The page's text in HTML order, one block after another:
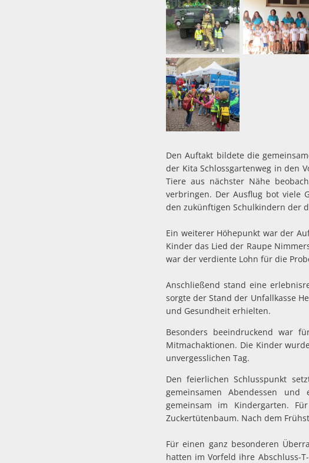
Den Auftakt bildete die
der Kita Schlossgartenweg in den
Tiere aus nächster Nähe
verbringen. Der Ausflug bot viele
den zukünftigen Schulkindern der
Ein weiterer Höhepunkt war der
Kinder das Lied der Raupe
war der verdiente Lohn für die
Anschließend stand eine
sorgte der Stand der Unfallkasse
und Gesundheit erhielten.
Besonders beeindruckend war
Mitmachaktionen. Die Kinder
unvergesslichen Tag.
Den feierlichen Schlusspunkt
gemeinsamen Abendessen
gemeinsam im Kindergarten.
Zuckertütenbaum. Nach dem
Für einen ganz besonderen
hatten im Vorfeld ihre Abschluss-